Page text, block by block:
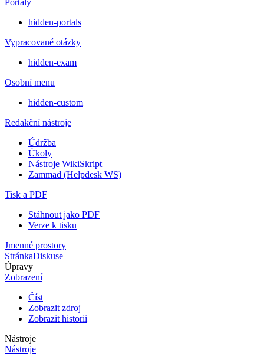
hidden-portals
Vypracované otázky
hidden-exam
Osobní menu
hidden-custom
Redakční nástroje
Údržba
Úkoly
Nástroje WikiSkript
Zammad (Helpdesk WS)
Tisk a PDF
Stáhnout jako PDF
Verze k tisku
Jmenné prostory
StránkaDiskuse
Úpravy
Zobrazení
Číst
Zobrazit zdroj
Zobrazit historii
Nástroje
Nástroje